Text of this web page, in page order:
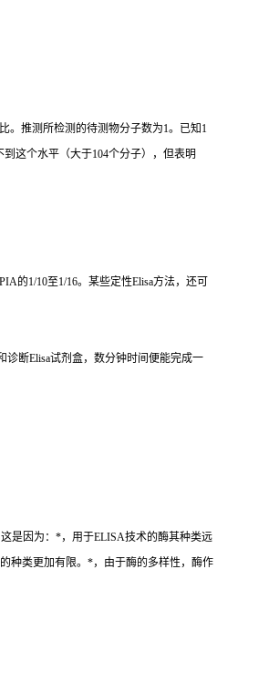
。推测所检测的待测物分子数为1。已知1
到这个水平（大于104个分子），但表明
PIA的1/10至1/16。某些定性Elisa方法，还可
诊断Elisa试剂盒，数分钟时间便能完成一
是因为： *，用于ELISA技术的酶其种类远
种类更加有限。 *，由于酶的多样性，酶作